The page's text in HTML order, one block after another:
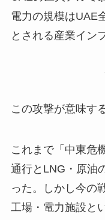
電力の規模はUAE
とされる産業イン
この攻撃が意味す
これまで「中東危
通行とLNG・原油
った。しかし今の
工場・電力施設と